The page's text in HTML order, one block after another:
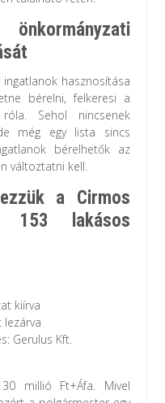
hasznosítása
bérelni, felkeresi a
Sehol nincsenek
még egy lista sincs
bérelhetők az
változtatni kell.
a Cirmos
153 lakásos
kiírva
lezárva
Gerulus Kft.
millió Ft+Áfa. Mivel